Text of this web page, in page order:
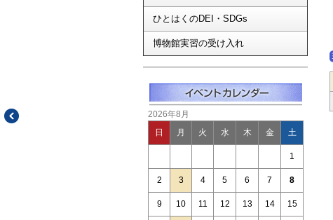
ひとはくのDEI・SDGs
博物館実習の受け入れ
2026年8月
日 月 火 水 木 金 土
1
2 3 4 5 6 7 8
9 10 11 12 13 14 15